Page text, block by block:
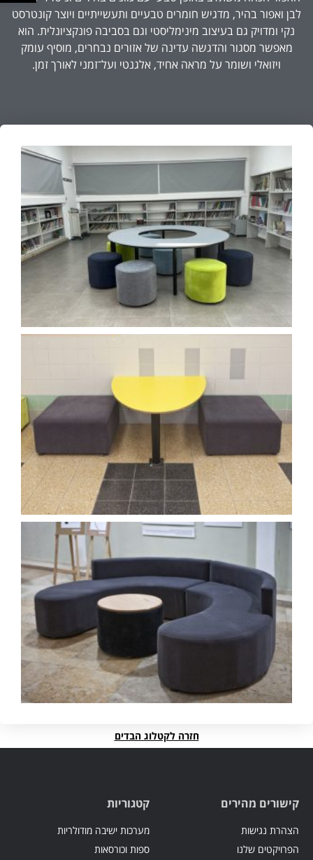
לבן ואפור בהיר, מדגיש חומרים טבעיים ותעשייתיים ויוצר קונטרסט
נקי ומדויק גם בעיצוב מינימליסטי וגם בסביבה פונקציונלית. הוא
מאפשר מסגור והדגשה עדינה של אזורים נבחרים, מוסיף עומק
ויזואלי ושומר על מראה אחיד, אלגנטי ועל־זמני לאורך זמן.
חזרה לקטלוג הבדים
קישורים מהירים
הצהרת נגישות
הפרויקטים שלנו
קטגוריות
מערכות ישיבה מודולריות
ספות וכורסאות